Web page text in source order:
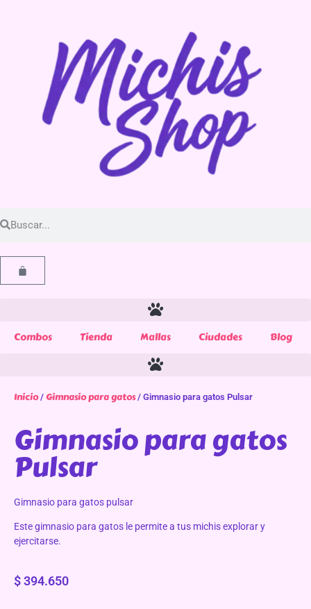
Combos Tienda Mallas Ciudades Blog
Inicio/ Gimnasio para gatos/ Gimnasio para gatos Pulsar
Gimnasio para gatos
Pulsar
Gimnasio para gatos pulsar
Este gimnasio para gatos le permite a tus michis explorar y
ejercitarse.
$ 394.650